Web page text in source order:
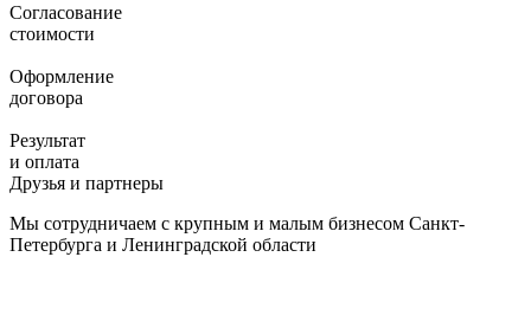
Согласование
стоимости
Оформление
договора
Результат
и оплата
Друзья и партнеры
Мы сотрудничаем с крупным и малым бизнесом Санкт-
Петербурга и Ленинградской области